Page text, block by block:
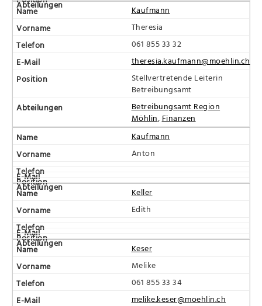
Kaufmann
Theresia
061 855 33 32
theresia.kaufmann@moehlin.ch
Stellvertretende Leiterin
Betreibungsamt
Betreibungsamt Region
Möhlin, Finanzen
Kaufmann
Anton
Keller
Edith
Keser
Melike
061 855 33 34
melike.keser@moehlin.ch